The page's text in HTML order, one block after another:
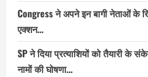
Congress ने अपने इन बागी नेताओं के
एक्शन…
SP ने दिया प्रत्याशियों को तैयारी के
नामों की घोषणा…